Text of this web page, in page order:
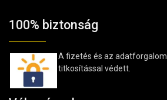
100% biztonság
A fizetés és az adatforgalom
titkosítással védett.